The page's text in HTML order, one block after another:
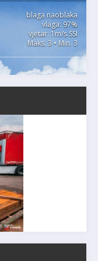
blaga naoblaka
vlaga: 97%
vjetar: 1m/s SSI
Maks. 3 • Min. 3